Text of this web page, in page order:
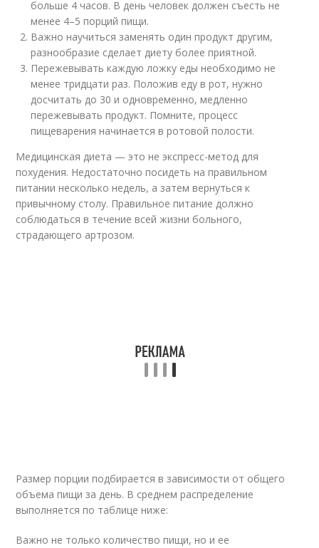
больше 4 часов. В день человек должен съесть не
менее 4–5 порций пищи.
Важно научиться заменять один продукт другим,
разнообразие сделает диету более приятной.
Пережевывать каждую ложку еды необходимо не
менее тридцати раз. Положив еду в рот, нужно
досчитать до 30 и одновременно, медленно
пережевывать продукт. Помните, процесс
пищеварения начинается в ротовой полости.
Медицинская диета — это не экспресс-метод для
похудения. Недостаточно посидеть на правильном
питании несколько недель, а затем вернуться к
привычному столу. Правильное питание должно
соблюдаться в течение всей жизни больного,
страдающего артрозом.
Размер порции подбирается в зависимости от общего
объема пищи за день. В среднем распределение
выполняется по таблице ниже:
Важно не только количество пищи, но и ее